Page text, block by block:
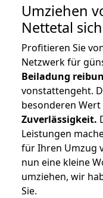
Umziehen
Nettetal
Profitieren Sie
Netzwerk für
Beiladung
vonstattengeht.
besonderen
Zuverlässigkeit.
Leistungen
für Ihren Umzug
nun eine kleine
umziehen, wir
Sie.